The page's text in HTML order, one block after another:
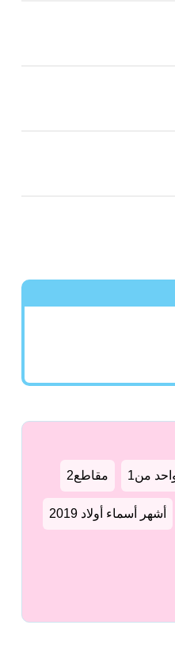
من1 مقاطع2
أشهر أسماء أولاد 2019